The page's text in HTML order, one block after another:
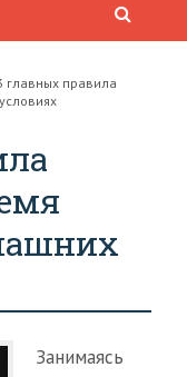
главных правила
Занимаясь